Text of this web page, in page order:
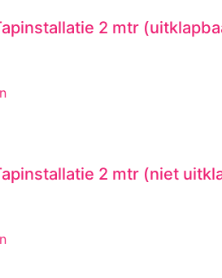
2 mtr
2 mtr (niet